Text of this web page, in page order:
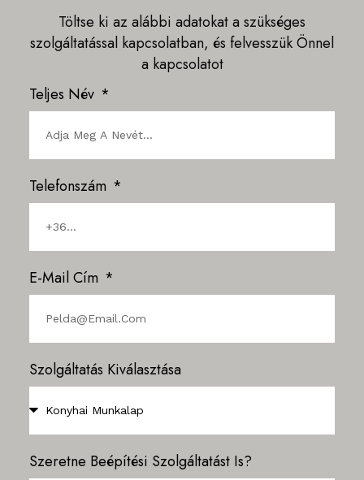
Töltse ki az alábbi adatokat a szükséges
szolgáltatással kapcsolatban, és felvesszük Önnel
a kapcsolatot
Teljes Név
Telefonszám
E-Mail Cím
Szolgáltatás Kiválasztása
Szeretne Beépítési Szolgáltatást Is?